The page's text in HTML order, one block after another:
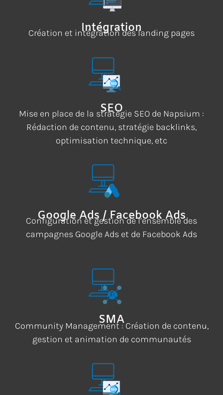
Intégration
Création et intégration des landing pages
SEO
Mise en place de la stratégie SEO de Napsium :
Rédaction de contenu, stratégie backlinks,
optimisation technique, etc
Google Ads / Facebook Ads
Configuration et gestion de l’ensemble des
campagnes Google Ads et de Facebook Ads
SMA
Community Management : Création de contenu,
gestion et animation de communautés